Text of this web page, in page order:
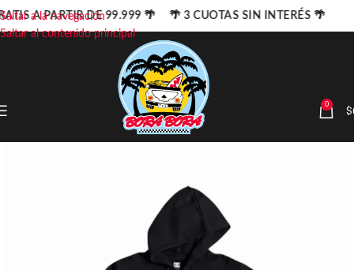
Saltar a la navegación
Saltar al contenido principal
0 $
A PARTIR DE 99.999 🌴 🌴 3 CUOTAS SIN INTERÉS 🌴